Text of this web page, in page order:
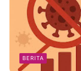
BERITA